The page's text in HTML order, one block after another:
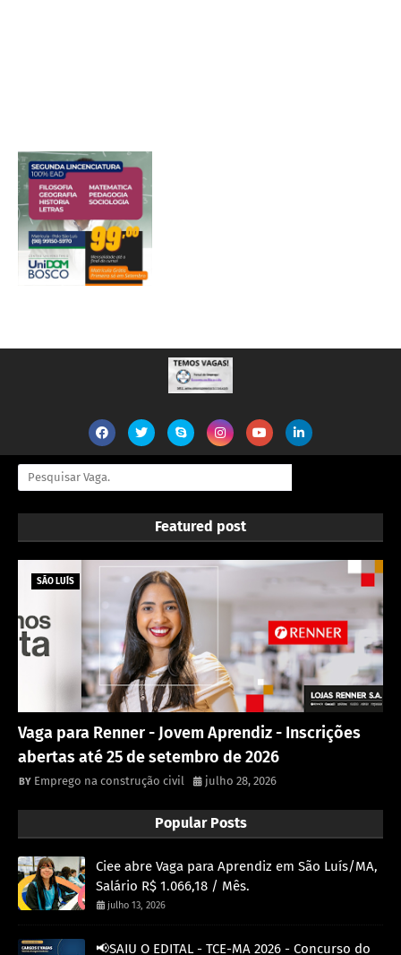
Featured post
SÃO LUÍS
Vaga para Renner - Jovem Aprendiz - Inscrições
abertas até 25 de setembro de 2026
Emprego na construção civil julho 28, 2026
Popular Posts
Ciee abre Vaga para Aprendiz em São Luís/MA,
Salário R$ 1.066,18 / Mês.
julho 13, 2026
📢SAIU O EDITAL - TCE-MA 2026 - Concurso do